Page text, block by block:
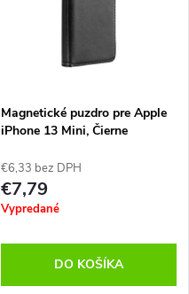
Magnetické puzdro pre Apple
iPhone 13 Mini, Čierne
€6,33 bez DPH
€7,79
Vypredané
DO KOŠÍKA